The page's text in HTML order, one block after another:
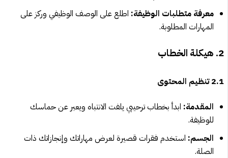
معرفة متطلبات الوظيفة: اطلع على الوصف الوظيفي وركز على
المهارات المطلوبة.
2. هيكلة الخطاب
2.1 تنظيم المحتوى
المقدمة: ابدأ بخطاب ترحيبي يلفت الانتباه ويعبر عن حماسك
للوظيفة.
الجسم: استخدم فقرات قصيرة لعرض مهاراتك وإنجازاتك ذات
الصلة.